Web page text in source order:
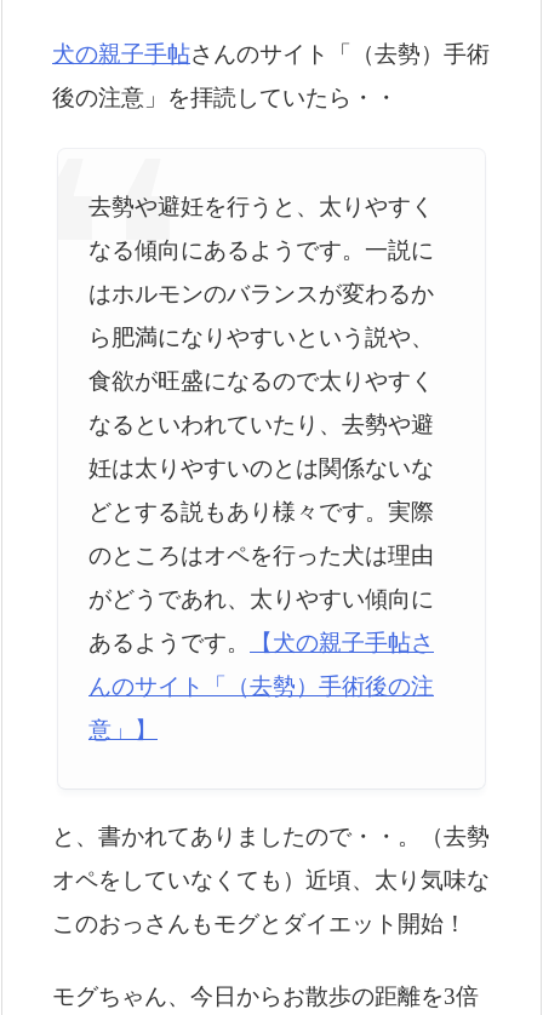
犬の親子手帖さんのサイト「（去勢）手術
後の注意」を拝読していたら・・
去勢や避妊を行うと、太りやすく
なる傾向にあるようです。一説に
はホルモンのバランスが変わるか
ら肥満になりやすいという説や、
食欲が旺盛になるので太りやすく
なるといわれていたり、去勢や避
妊は太りやすいのとは関係ないな
どとする説もあり様々です。実際
のところはオペを行った犬は理由
がどうであれ、太りやすい傾向に
あるようです。
【犬の親子手帖さ
んのサイト「（去勢）手術後の注
意」】
と、書かれてありましたので・・。（去勢
オペをしていなくても）近頃、太り気味な
このおっさんもモグとダイエット開始！
モグちゃん、今日からお散歩の距離を3倍